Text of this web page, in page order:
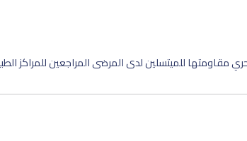
مقاومتها للميتسلين لدى المرضى المراجعين للمراكز